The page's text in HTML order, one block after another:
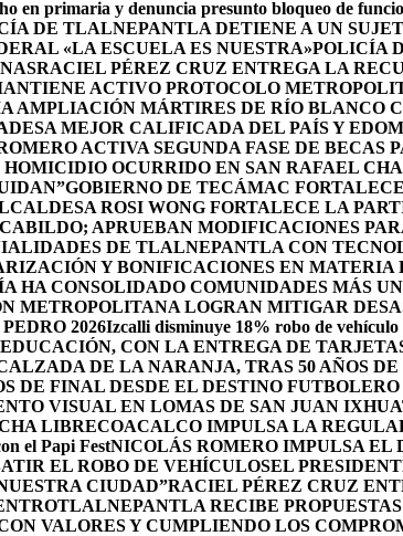
en primaria y denuncia presunto bloqueo de
DE TLALNEPANTLA DETIENE A UN
«LA ESCUELA ES NUESTRA»POLICÍA
RACIEL PÉREZ CRUZ ENTREGA LA
ACTIVO PROTOCOLO
AMPLIACIÓN MÁRTIRES DE RÍO BLANCO
MEJOR CALIFICADA DEL PAÍS Y
ACTIVA SEGUNDA FASE DE BECAS
OCURRIDO EN SAN RAFAEL
GOBIERNO DE TECÁMAC
ROSI WONG FORTALECE LA
APRUEBAN MODIFICACIONES
DE TLALNEPANTLA CON
Y BONIFICACIONES EN MATERIA
CONSOLIDADO COMUNIDADES MÁS
METROPOLITANA LOGRAN MITIGAR
2026Izcalli disminuye 18% robo de vehículo
CON LA ENTREGA DE
DE LA NARANJA, TRAS 50 AÑOS DE
DE FINAL DESDE EL DESTINO
VISUAL EN LOMAS DE SAN JUAN
LIBRECOACALCO IMPULSA LA
el Papi FestNICOLÁS ROMERO IMPULSA EL
EL ROBO DE VEHÍCULOSEL
CIUDAD”RACIEL PÉREZ CRUZ
TLALNEPANTLA RECIBE
VALORES Y CUMPLIENDO LOS